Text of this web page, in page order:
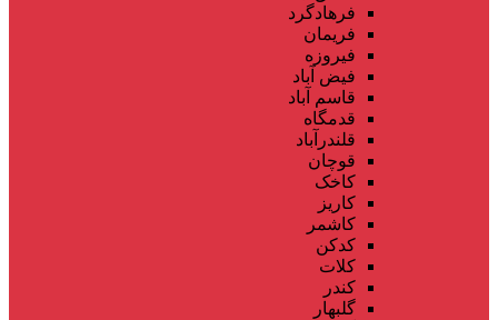
فرهادگرد
فریمان
فیروزه
فیض آباد
قاسم آباد
قدمگاه
قلندرآباد
قوچان
کاخک
کاریز
کاشمر
کدکن
کلات
کندر
گلبهار